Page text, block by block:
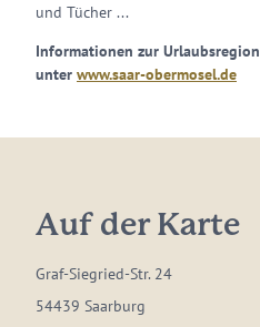
und Tücher ...
Informationen zur
unter www.saar-obermosel.de
Auf der Karte
Graf-Siegried-Str. 24
54439 Saarburg